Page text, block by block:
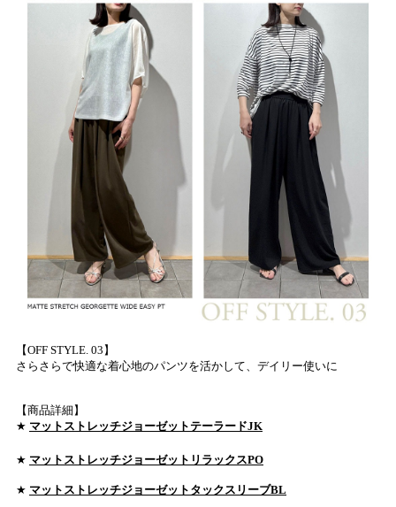
【OFF STYLE. 03】
さらさらで快適な着心地のパンツを活かして、デイリー使いに
【商品詳細】
★ マットストレッチジョーゼットテーラードJK
★ マットストレッチジョーゼットリラックスPO
★ マットストレッチジョーゼットタックスリーブBL